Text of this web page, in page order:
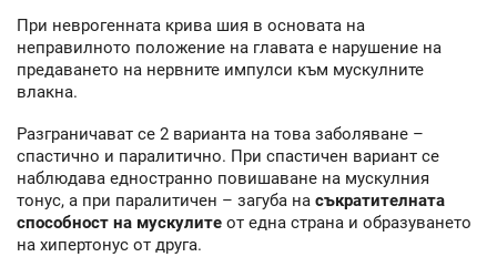
При неврогенната крива шия в основата на
неправилното положение на главата е нарушение на
предаването на нервните импулси към мускулните
влакна.
Разграничават се 2 варианта на това заболяване –
спастично и паралитично. При спастичен вариант се
наблюдава едностранно повишаване на мускулния
тонус, а при паралитичен – загуба на съкратителната
способност на мускулите от една страна и образуването
на хипертонус от друга.